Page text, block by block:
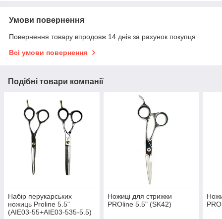
Умови повернення
Повернення товару впродовж 14 днів за рахунок покупця
Всі умови повернення
Подібні товари компанії
Набір перукарських
ножиць Proline 5.5"
(AIE03-55+AIE03-535-5.5)
Ножиці для стрижки
PROline 5.5" (SK42)